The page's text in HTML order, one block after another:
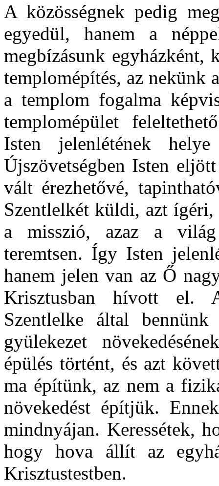
A közösségnek pedig
egyedül, hanem a
megbízásunk egyházként,
templomépítés, az nekünk
a templom fogalma
templomépület
Isten jelenlétének
Újszövetségben Isten
vált érezhetővé,
Szentlelkét küldi, azt
a misszió, azaz a
teremtsen. Így Isten
hanem jelen van az Ő
Krisztusban hívott el.
Szentlelke által
gyülekezet
épülés történt, és azt
ma építünk, az nem a
növekedést építjük.
mindnyájan. Keressétek,
hogy hova állít az
Krisztustestben.